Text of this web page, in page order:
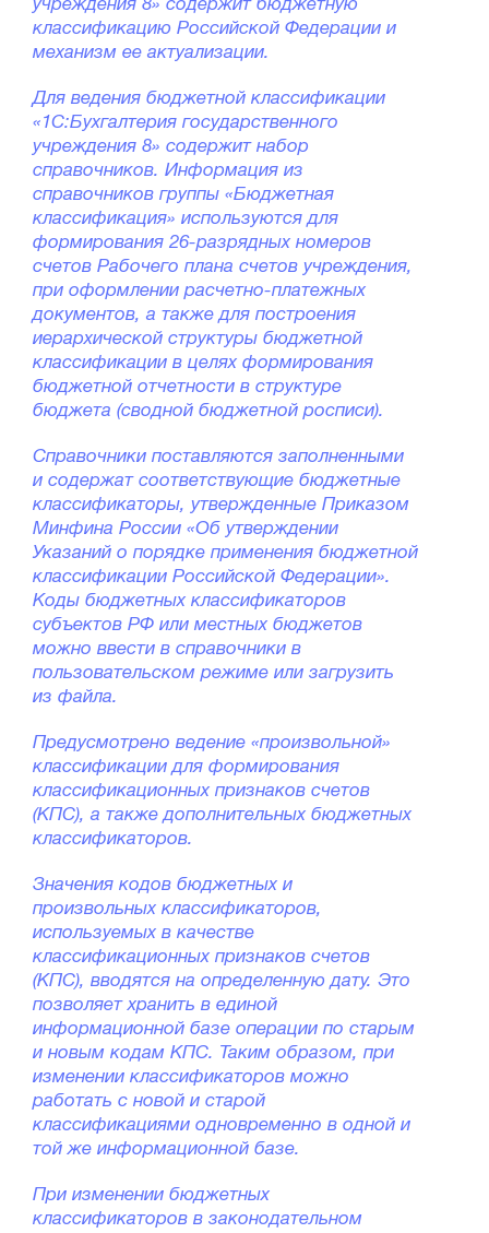
учреждения 8» содержит бюджетную
классификацию Российской Федерации и
механизм ее актуализации.
Для ведения бюджетной классификации
«1С:Бухгалтерия государственного
учреждения 8» содержит набор
справочников. Информация из
справочников группы «Бюджетная
классификация» используются для
формирования 26-разрядных номеров
счетов Рабочего плана счетов учреждения,
при оформлении расчетно-платежных
документов, а также для построения
иерархической структуры бюджетной
классификации в целях формирования
бюджетной отчетности в структуре
бюджета (сводной бюджетной росписи).
Справочники поставляются заполненными
и содержат соответствующие бюджетные
классификаторы, утвержденные Приказом
Минфина России «Об утверждении
Указаний о порядке применения бюджетной
классификации Российской Федерации».
Коды бюджетных классификаторов
субъектов РФ или местных бюджетов
можно ввести в справочники в
пользовательском режиме или загрузить
из файла.
Предусмотрено ведение «произвольной»
классификации для формирования
классификационных признаков счетов
(КПС), а также дополнительных бюджетных
классификаторов.
Значения кодов бюджетных и
произвольных классификаторов,
используемых в качестве
классификационных признаков счетов
(КПС), вводятся на определенную дату. Это
позволяет хранить в единой
информационной базе операции по старым
и новым кодам КПС. Таким образом, при
изменении классификаторов можно
работать с новой и старой
классификациями одновременно в одной и
той же информационной базе.
При изменении бюджетных
классификаторов в законодательном